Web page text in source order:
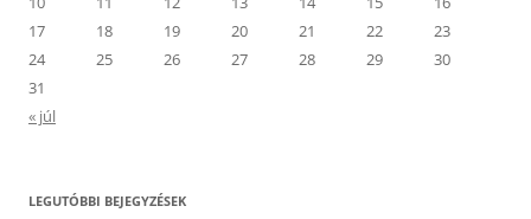
17
18 19 20 21 22
23
24
25 26 27 28 29
30
31
« júl
LEGUTÓBBI BEJEGYZÉSEK